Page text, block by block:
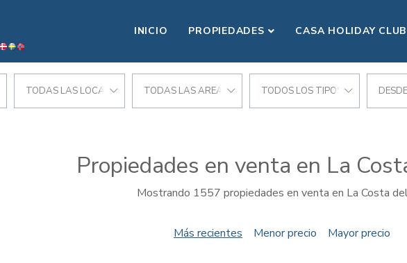
INICIO PROPIEDADES CASA HOLIDAY CLUB
TODAS LAS LOCALIZACIONESTODAS LAS AREAS TODOS LOS TIPOS
Propiedades en venta en La
Mostrando 1557 propiedades en venta en La Costa
Más recientes Menor precio Mayor precio